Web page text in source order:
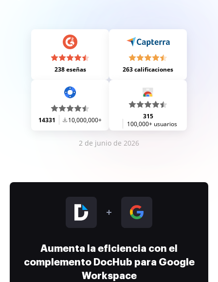
238 eseñas 263 calificaciones
14331 10,000,000+
315
100,000+ usuarios
2 de junio de 2026
Aumenta la eficiencia con el
complemento DocHub para Google
Workspace